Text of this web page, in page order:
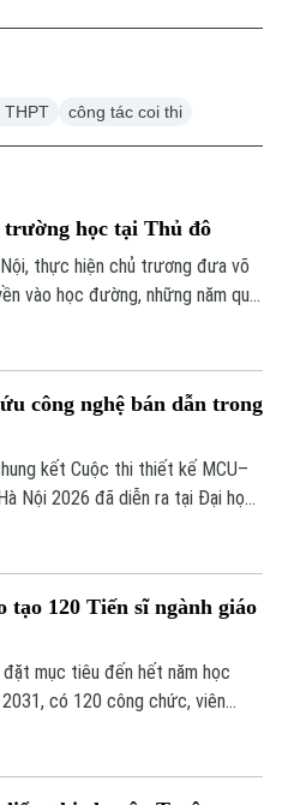
THPT công tác coi thi
học tại Thủ đô
thực hiện chủ trương đưa võ
vào học đường, những năm qua,
môi trường học đường, giúp các
thống.
công nghệ bán dẫn trong
kết Cuộc thi thiết kế MCU–
Nội 2026 đã diễn ra tại Đại học
tinh thần sáng tạo, nghiên cứu
sinh viên.
tạo 120 Tiến sĩ ngành giáo
đặt mục tiêu đến hết năm học
có 120 công chức, viên